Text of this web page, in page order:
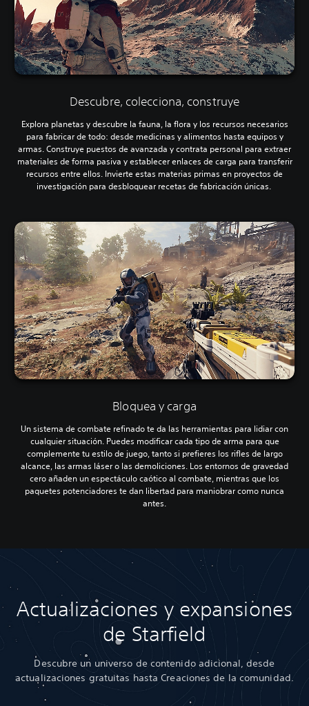
Descubre, colecciona, construye
Explora planetas y descubre la fauna, la flora y los recursos necesarios
para fabricar de todo: desde medicinas y alimentos hasta equipos y
armas. Construye puestos de avanzada y contrata personal para extraer
materiales de forma pasiva y establecer enlaces de carga para transferir
recursos entre ellos. Invierte estas materias primas en proyectos de
investigación para desbloquear recetas de fabricación únicas.
Bloquea y carga
Un sistema de combate refinado te da las herramientas para lidiar con
cualquier situación. Puedes modificar cada tipo de arma para que
complemente tu estilo de juego, tanto si prefieres los rifles de largo
alcance, las armas láser o las demoliciones. Los entornos de gravedad
cero añaden un espectáculo caótico al combate, mientras que los
paquetes potenciadores te dan libertad para maniobrar como nunca
antes.
Actualizaciones y expansiones
de Starfield
Descubre un universo de contenido adicional, desde
actualizaciones gratuitas hasta Creaciones de la comunidad.